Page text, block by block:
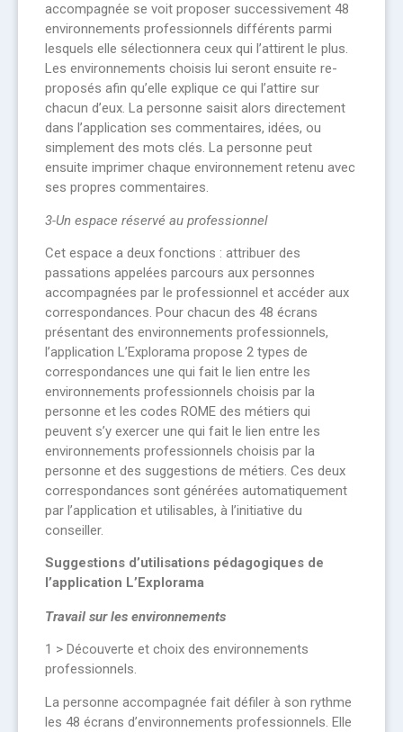
accompagnée se voit proposer successivement 48
environnements professionnels différents parmi
lesquels elle sélectionnera ceux qui l’attirent le plus.
Les environnements choisis lui seront ensuite re-
proposés afin qu’elle explique ce qui l’attire sur
chacun d’eux. La personne saisit alors directement
dans l’application ses commentaires, idées, ou
simplement des mots clés. La personne peut
ensuite imprimer chaque environnement retenu avec
ses propres commentaires.
3-Un espace réservé au professionnel
Cet espace a deux fonctions : attribuer des
passations appelées parcours aux personnes
accompagnées par le professionnel et accéder aux
correspondances. Pour chacun des 48 écrans
présentant des environnements professionnels,
l’application L’Explorama propose 2 types de
correspondances une qui fait le lien entre les
environnements professionnels choisis par la
personne et les codes ROME des métiers qui
peuvent s’y exercer une qui fait le lien entre les
environnements professionnels choisis par la
personne et des suggestions de métiers. Ces deux
correspondances sont générées automatiquement
par l’application et utilisables, à l’initiative du
conseiller.
Suggestions d’utilisations pédagogiques de
l’application L’Explorama
Travail sur les environnements
1 > Découverte et choix des environnements
professionnels.
La personne accompagnée fait défiler à son rythme
les 48 écrans d’environnements professionnels. Elle